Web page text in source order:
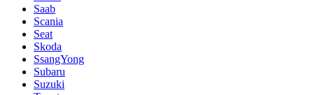
Saab
Scania
Seat
Skoda
SsangYong
Subaru
Suzuki